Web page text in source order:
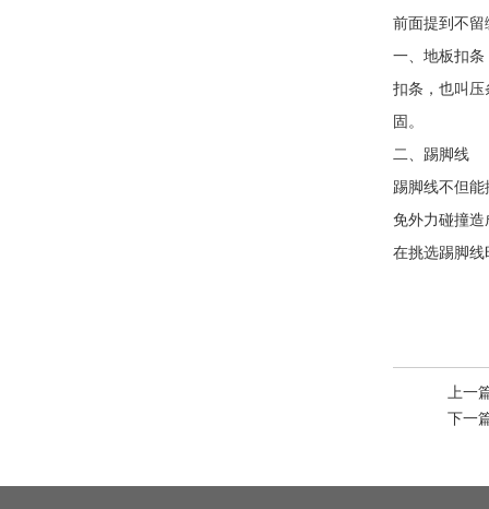
前面提到不
一、地板扣条
扣条，也叫
固。
二、踢脚线
踢脚线不但
免外力碰撞造
在挑选踢脚
上一
下一